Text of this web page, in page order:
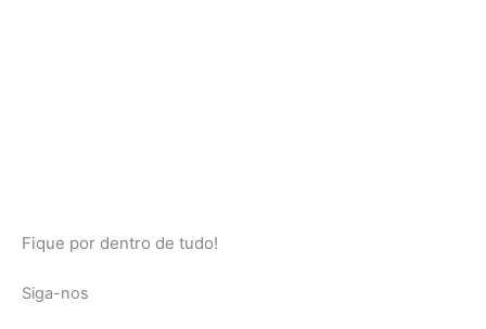
Fique por dentro de tudo!
Siga-nos